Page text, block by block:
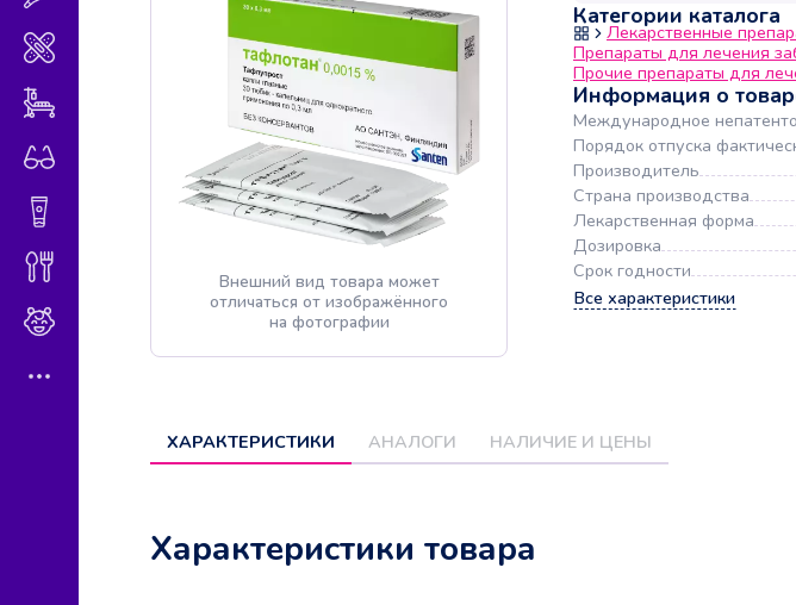
Гигиена и косметика
Внешний вид товара может
отличаться от изображённого
на фотографии
Категории каталога
Лекарственные
Препараты для лечения
Прочие препараты для
Информация о
Международное
Порядок отпуска
Производитель
Страна производства
Лекарственная форма
Дозировка
Срок годности
Все характеристики
ХАРАКТЕРИСТИКИ АНАЛОГИ НАЛИЧИЕ И ЦЕНЫ
Характеристики товара